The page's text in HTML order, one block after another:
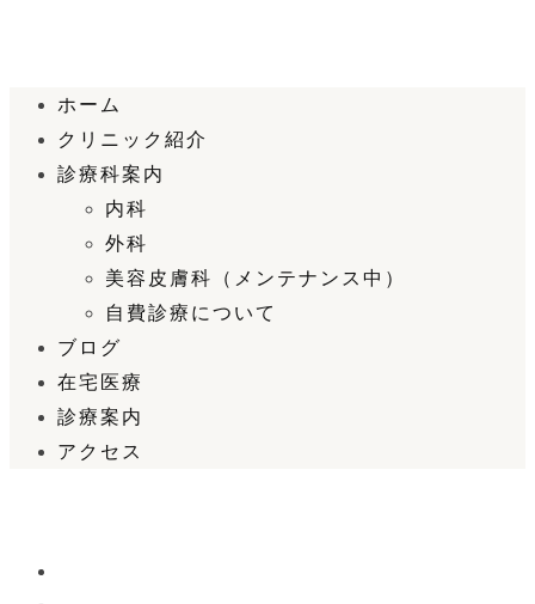
ホーム
クリニック紹介
診療科案内
内科
外科
美容皮膚科（メンテナンス中）
自費診療について
ブログ
在宅医療
診療案内
アクセス